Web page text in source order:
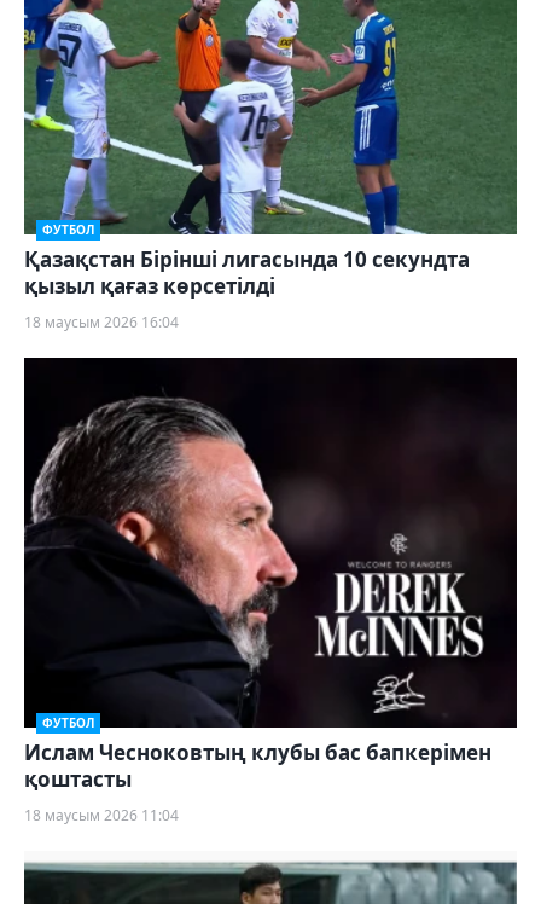
ФУТБОЛ
Қазақстан Бірінші лигасында 10 секундта
қызыл қағаз көрсетілді
18 маусым 2026 16:04
ФУТБОЛ
Ислам Чесноковтың клубы бас бапкерімен
қоштасты
18 маусым 2026 11:04